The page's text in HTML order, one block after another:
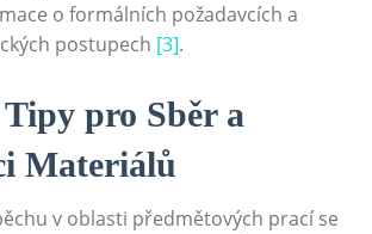
o formálních požadavcích a
postupech [3].
pro Sběr a
Materiálů
v oblasti předmětových prací se